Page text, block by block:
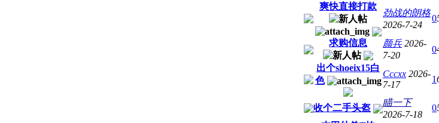
爽快直接打款
劲战的朗格
2026-7-24
0
求购信息
颜兵 2026-
7-20
0
出个shoeix15白
色
Cccxx 2026-
7-17
1
收个二手头盔
瞄一下
2026-7-18
0